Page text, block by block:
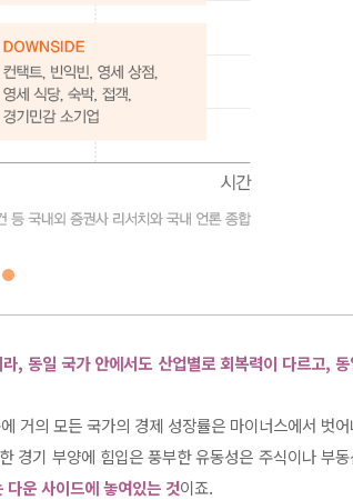
, 동일 국가 안에서도 산업별로 회복력이 다르고, 동
거의 모든 국가의 경제 성장률은 마이너스에서 벗
경기 부양에 힘입은 풍부한 유동성은 주식이나 부
운 사이드에 놓여있는 것이죠.